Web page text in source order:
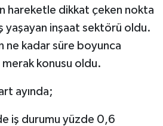
hareketle dikkat çeken nokta
yaşayan inşaat sektörü oldu.
ne kadar süre boyunca
konusu oldu.
ayında;
iş durumu yüzde 0,6